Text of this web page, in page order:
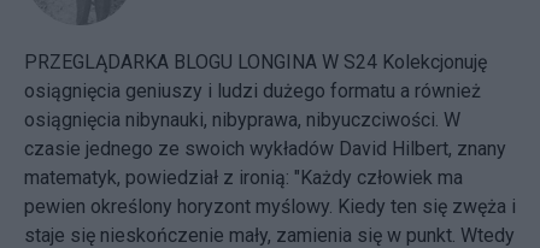
PRZEGLĄDARKA BLOGU LONGINA W S24 Kolekcjonuję
osiągnięcia geniuszy i ludzi dużego formatu a również
osiągnięcia nibynauki, nibyprawa, nibyuczciwości. W
czasie jednego ze swoich wykładów David Hilbert, znany
matematyk, powiedział z ironią: "Każdy człowiek ma
pewien określony horyzont myślowy. Kiedy ten się zwęża i
staje się nieskończenie mały, zamienia się w punkt. Wtedy